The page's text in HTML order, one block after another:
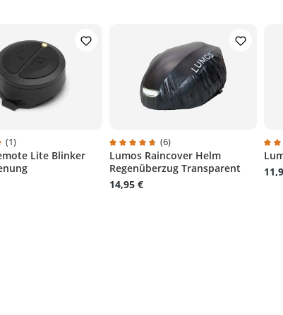
Bewertung von 5 von 5 Sternen
(1)
Lite Blinker
Durchschnittliche Bewertung von
(6)
Lumos Raincover Helm
Regenüberzug Transparent
14,95 €